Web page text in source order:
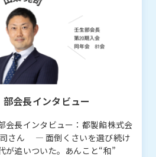
会長インタビュー
長インタビュー：都製餡株式会
さん ― 面倒くさいを選び続け
が追いついた。あんこと“和”